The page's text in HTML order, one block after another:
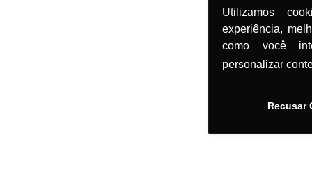
Utilizamos
experiência,
como você
personalizar
Recusar